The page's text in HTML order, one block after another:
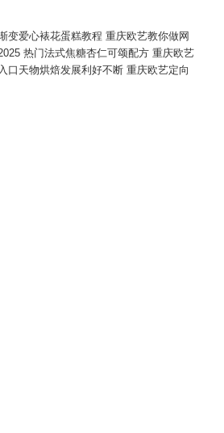
变爱心裱花蛋糕教程 重庆欧艺教你做网
韩式奶油霜裱花蛋糕
热门法式焦糖杏仁可颂配方 重庆欧艺
教你做出高颜值酥脆西点
入口天物烘焙发展利好不断 重庆欧艺定向